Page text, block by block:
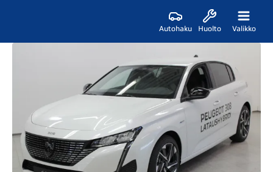
Autohaku Huolto Valikko